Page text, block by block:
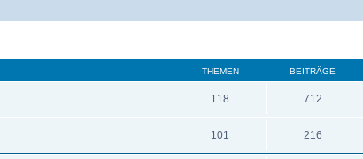
THEMEN BEITRÄGE
118 712
101 216